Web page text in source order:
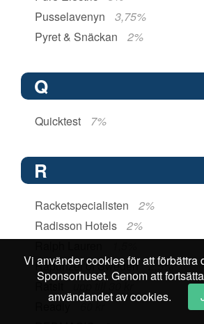
Pusselavenyn
3,75%
Pyret & Snäckan
2%
Q
Quicktest 7%
R
Racketspecialisten
2%
Radisson Hotels
2%
Rapunzel of Sweden
2,5%
Ratsit
Readly 60 kr
Vi använder cookies för att förbättra
Sponsorhuset. Genom att
användandet av cookies.